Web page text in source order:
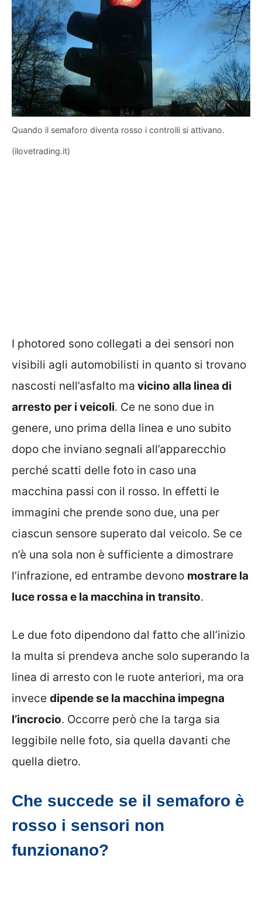
Quando il semaforo diventa rosso i controlli si attivano.
(ilovetrading.it)
I photored sono collegati a dei sensori non
visibili agli automobilisti in quanto si trovano
nascosti nell’asfalto ma vicino alla linea di
arresto per i veicoli. Ce ne sono due in
genere, uno prima della linea e uno subito
dopo che inviano segnali all’apparecchio
perché scatti delle foto in caso una
macchina passi con il rosso. In effetti le
immagini che prende sono due, una per
ciascun sensore superato dal veicolo. Se ce
n’è una sola non è sufficiente a dimostrare
l’infrazione, ed entrambe devono mostrare la
luce rossa e la macchina in transito.
Le due foto dipendono dal fatto che all’inizio
la multa si prendeva anche solo superando la
linea di arresto con le ruote anteriori, ma ora
invece dipende se la macchina impegna
l’incrocio. Occorre però che la targa sia
leggibile nelle foto, sia quella davanti che
quella dietro.
Che succede se il semaforo è
rosso i sensori non
funzionano?